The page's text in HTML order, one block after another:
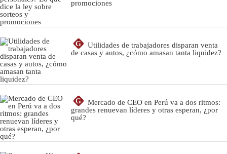
promociones
G
Utilidades de trabajadores disparan venta
de casas y autos, ¿cómo amasan tanta liquidez?
G
Mercado de CEO en Perú va a dos ritmos:
grandes renuevan líderes y otras esperan, ¿por
qué?